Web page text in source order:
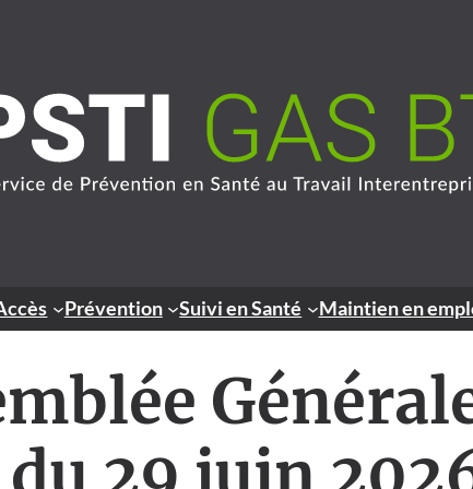
Prévention Suivi en Santé Maintien en